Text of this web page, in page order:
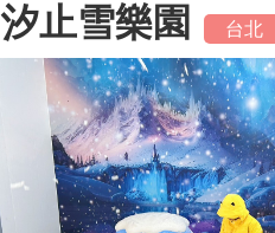
汐止雪樂園 台北